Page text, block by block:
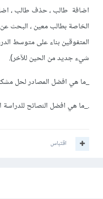
اضافة طالب ، حذف طالب ،
الخاصة بطالب معين ، البحث
المتفوقين بناء على متوسط
شيء جديد من الحين للآخر).
_ما هي افضل المصادر لحل
._ما هي افضل النصائح للدراسة
اقتباس